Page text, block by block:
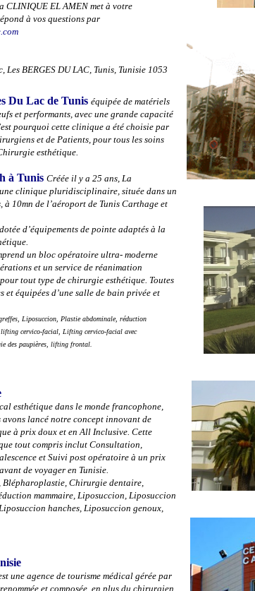
CLINIQUE EL AMEN met à votre
à vos questions par
Les BERGES DU LAC, Tunis, Tunisie 1053
Du Lac de Tunis équipée de matériels
et performants, avec une grande capacité
pourquoi cette clinique a été choisie par
et de Patients, pour tous les soins
esthétique.
à Tunis Créée il y a 25 ans, La
clinique pluridisciplinaire, située dans un
10mn de l’aéroport de Tunis Carthage et
d’équipements de pointe adaptés à la
un bloc opératoire ultra- moderne
et un service de réanimation
tout type de chirurgie esthétique. Toutes
et équipées d’une salle de bain privée et
Liposuccion, Plastie abdominale, réduction
cervico-facial, Lifting cervico-facial avec
des paupières, lifting frontal.
esthétique dans le monde francophone,
avons lancé notre concept innovant de
à prix doux et en All Inclusive. Cette
tout compris inclut Consultation,
et Suivi post opératoire à un prix
de voyager en Tunisie.
Chirurgie dentaire,
mammaire, Liposuccion, Liposuccion
hanches, Liposuccion genoux,
une agence de tourisme médical gérée par
et composée, en plus du chirurgien,